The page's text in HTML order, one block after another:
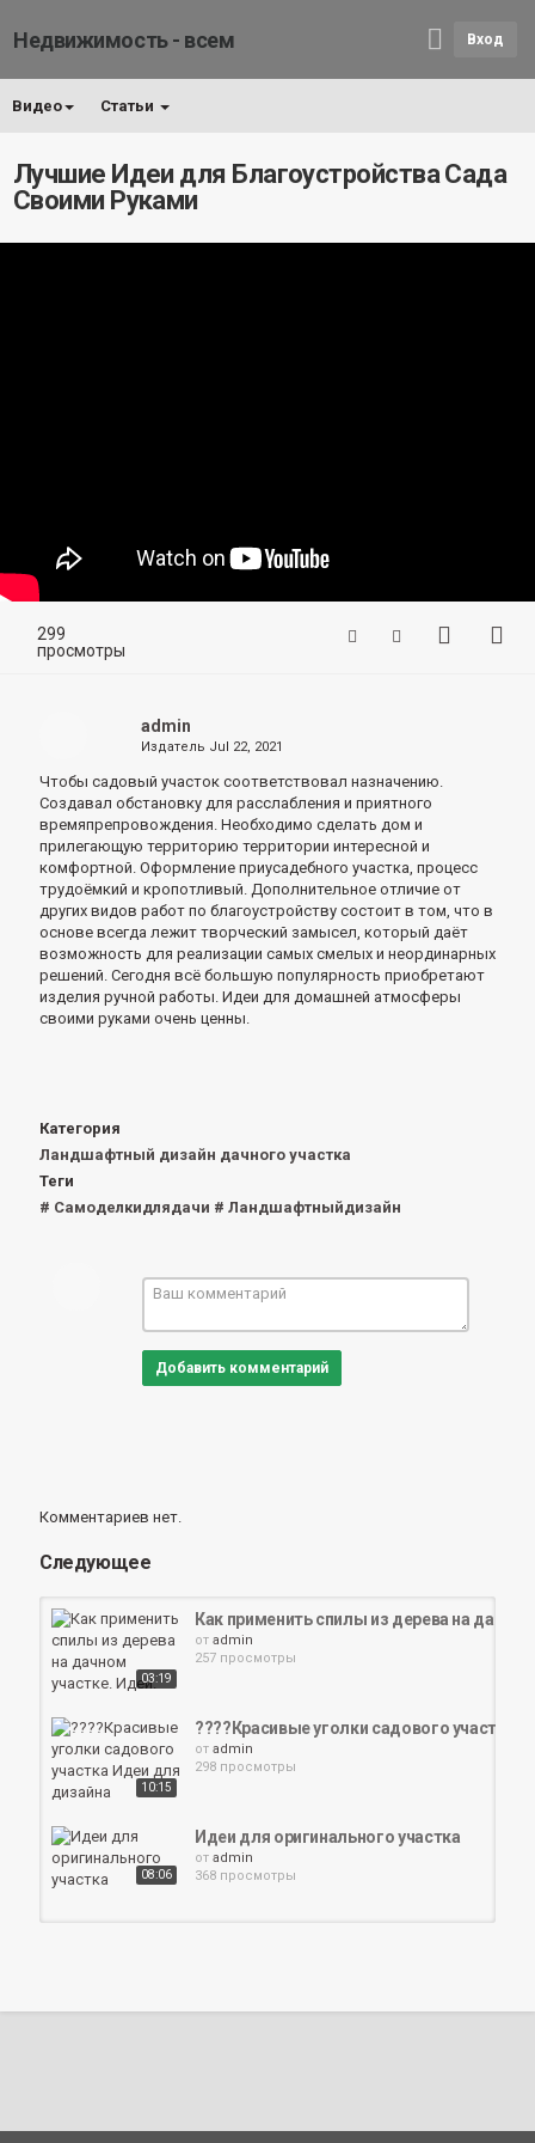
Недвижимость - всем Вход
Видео Статьи
Лучшие Идеи для Благоустройства Сада
Своими Руками
299
просмотры
admin
Издатель Jul 22, 2021
Чтобы садовый участок соответствовал назначению.
Создавал обстановку для расслабления и приятного
времяпрепровождения. Необходимо сделать дом и
прилегающую территорию территории интересной и
комфортной. Оформление приусадебного участка, процесс
трудоёмкий и кропотливый. Дополнительное отличие от
других видов работ по благоустройству состоит в том, что в
основе всегда лежит творческий замысел, который даёт
возможность для реализации самых смелых и неординарных
решений. Сегодня всё большую популярность приобретают
изделия ручной работы. Идеи для домашней атмосферы
своими руками очень ценны.
Категория
Ландшафтный дизайн дачного участка
Теги
# Самоделкидлядачи # Ландшафтныйдизайн
Добавить комментарий
Комментариев нет.
Следующее
03:19
Как применить спилы из дерева на
от admin
257 просмотры
10:15
????Красивые уголки садового участка
от admin
298 просмотры
08:06
Идеи для оригинального участка
от admin
368 просмотры
10:47